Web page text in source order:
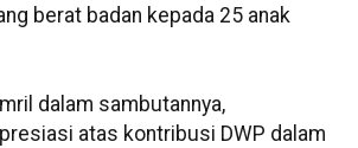
berat badan kepada 25 anak
dalam sambutannya,
atas kontribusi DWP dalam